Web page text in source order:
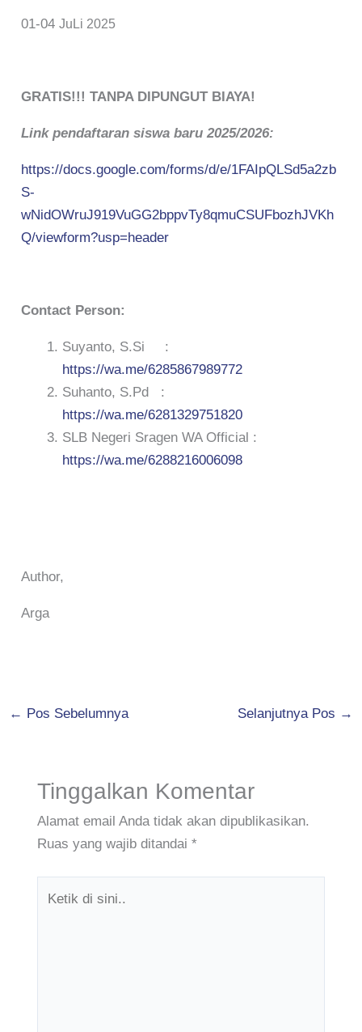
01-04JuLi 2025
GRATIS!!! TANPA DIPUNGUT BIAYA!
Link pendaftaran siswa baru 2025/2026:
https://docs.google.com/forms/d/e/1FAIpQLSd5a2zb
S-
wNidOWruJ919VuGG2bppvTy8qmuCSUFbozhJVKh
Q/viewform?usp=header
Contact Person:
Suyanto, S.Si :
https://wa.me/6285867989772
Suhanto, S.Pd :
https://wa.me/6281329751820
SLB Negeri Sragen WA Official :
https://wa.me/6288216006098
Author,
Arga
← Pos Sebelumnya Selanjutnya Pos →
Tinggalkan Komentar
Alamat email Anda tidak akan dipublikasikan.
Ruas yang wajib ditandai *